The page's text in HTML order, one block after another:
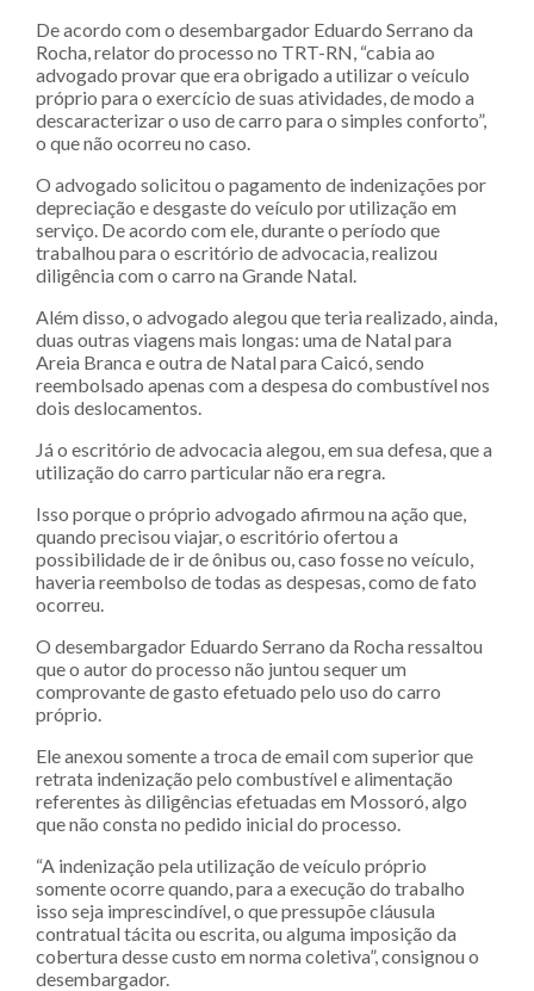
De acordo com o desembargador Eduardo Serrano da
Rocha, relator do processo no TRT-RN, “cabia ao
advogado provar que era obrigado a utilizar o veículo
próprio para o exercício de suas atividades, de modo a
descaracterizar o uso de carro para o simples conforto”,
o que não ocorreu no caso.
O advogado solicitou o pagamento de indenizações por
depreciação e desgaste do veículo por utilização em
serviço. De acordo com ele, durante o período que
trabalhou para o escritório de advocacia, realizou
diligência com o carro na Grande Natal.
Além disso, o advogado alegou que teria realizado, ainda,
duas outras viagens mais longas: uma de Natal para
Areia Branca e outra de Natal para Caicó, sendo
reembolsado apenas com a despesa do combustível nos
dois deslocamentos.
Já o escritório de advocacia alegou, em sua defesa, que a
utilização do carro particular não era regra.
Isso porque o próprio advogado afirmou na ação que,
quando precisou viajar, o escritório ofertou a
possibilidade de ir de ônibus ou, caso fosse no veículo,
haveria reembolso de todas as despesas, como de fato
ocorreu.
O desembargador Eduardo Serrano da Rocha ressaltou
que o autor do processo não juntou sequer um
comprovante de gasto efetuado pelo uso do carro
próprio.
Ele anexou somente a troca de email com superior que
retrata indenização pelo combustível e alimentação
referentes às diligências efetuadas em Mossoró, algo
que não consta no pedido inicial do processo.
“A indenização pela utilização de veículo próprio
somente ocorre quando, para a execução do trabalho
isso seja imprescindível, o que pressupõe cláusula
contratual tácita ou escrita, ou alguma imposição da
cobertura desse custo em norma coletiva”, consignou o
desembargador.